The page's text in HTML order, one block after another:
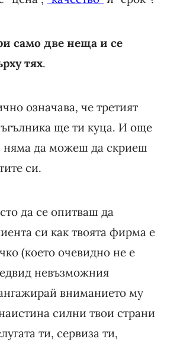
само две неща и се
тях.
означава, че третият
ще ти куца. И още
да можеш да скриеш
си.
да се опитваш да
си как твоята фирма е
(което очевидно не е
невъзможния
вниманието му
силни твои страни
ти, сервиза ти,